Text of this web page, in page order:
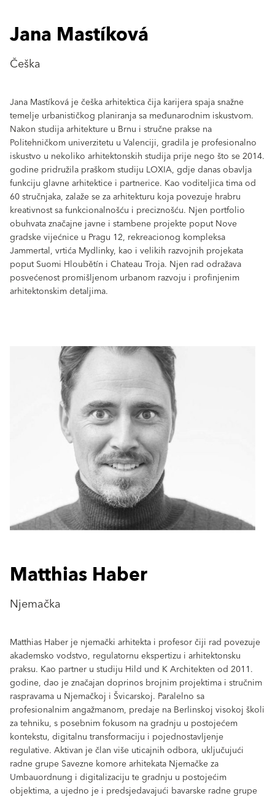
Jana Mastíková
Češka
Jana Mastíková je češka arhitektica čija karijera spaja snažne
temelje urbanističkog planiranja sa međunarodnim iskustvom.
Nakon studija arhitekture u Brnu i stručne prakse na
Politehničkom univerzitetu u Valenciji, gradila je profesionalno
iskustvo u nekoliko arhitektonskih studija prije nego što se 2014.
godine pridružila praškom studiju LOXIA, gdje danas obavlja
funkciju glavne arhitektice i partnerice. Kao voditeljica tima od
60 stručnjaka, zalaže se za arhitekturu koja povezuje hrabru
kreativnost sa funkcionalnošću i preciznošću. Njen portfolio
obuhvata značajne javne i stambene projekte poput Nove
gradske vijećnice u Pragu 12, rekreacionog kompleksa
Jammertal, vrtića Mydlinky, kao i velikih razvojnih projekata
poput Suomi Hloubětín i Chateau Troja. Njen rad odražava
posvećenost promišljenom urbanom razvoju i profinjenim
arhitektonskim detaljima.
Matthias Haber
Njemačka
Matthias Haber je njemački arhitekta i profesor čiji rad povezuje
akademsko vodstvo, regulatornu ekspertizu i arhitektonsku
praksu. Kao partner u studiju Hild und K Architekten od 2011.
godine, dao je značajan doprinos brojnim projektima i stručnim
raspravama u Njemačkoj i Švicarskoj. Paralelno sa
profesionalnim angažmanom, predaje na Berlinskoj visokoj školi
za tehniku, s posebnim fokusom na gradnju u postojećem
kontekstu, digitalnu transformaciju i pojednostavljenje
regulative. Aktivan je član više uticajnih odbora, uključujući
radne grupe Savezne komore arhitekata Njemačke za
Umbauordnung i digitalizaciju te gradnju u postojećim
objektima, a ujedno je i predsjedavajući bavarske radne grupe